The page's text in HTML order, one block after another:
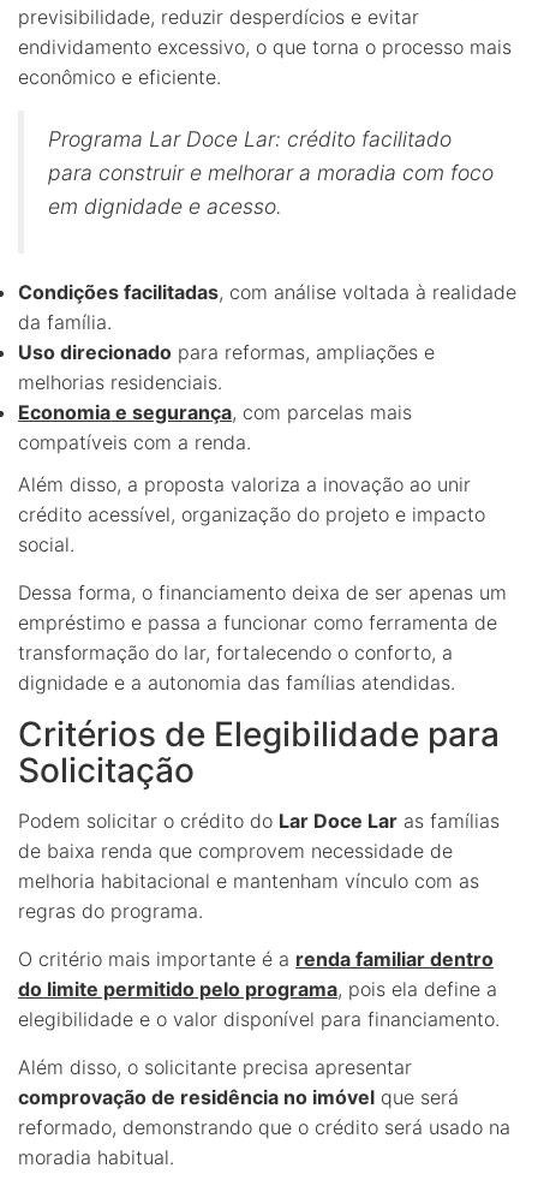
previsibilidade, reduzir desperdícios e evitar
endividamento excessivo, o que torna o processo mais
econômico e eficiente.
Programa Lar Doce Lar: crédito facilitado
para construir e melhorar a moradia com foco
em dignidade e acesso.
Condições facilitadas, com análise voltada à realidade
da família.
Uso direcionado para reformas, ampliações e
melhorias residenciais.
Economia e segurança, com parcelas mais
compatíveis com a renda.
Além disso, a proposta valoriza a inovação ao unir
crédito acessível, organização do projeto e impacto
social.
Dessa forma, o financiamento deixa de ser apenas um
empréstimo e passa a funcionar como ferramenta de
transformação do lar, fortalecendo o conforto, a
dignidade e a autonomia das famílias atendidas.
Critérios de Elegibilidade para
Solicitação
Podem solicitar o crédito do Lar Doce Lar as famílias
de baixa renda que comprovem necessidade de
melhoria habitacional e mantenham vínculo com as
regras do programa.
O critério mais importante é a renda familiar dentro
do limite permitido pelo programa, pois ela define a
elegibilidade e o valor disponível para financiamento.
Além disso, o solicitante precisa apresentar
comprovação de residência no imóvel que será
reformado, demonstrando que o crédito será usado na
moradia habitual.